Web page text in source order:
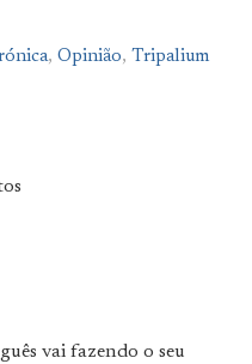
, Opinião, Tripalium
vai fazendo o seu